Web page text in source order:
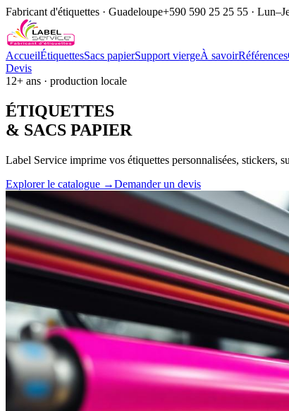
Fabricant d'étiquettes · Guadeloupe+590 590 25 25 55 ·
AccueilÉtiquettesSacs papierSupport viergeÀ savoirRéférences
Devis
12+ ans · production locale
ÉTIQUETTES
& SACS PAPIER
Label Service imprime vos étiquettes personnalisées, stickers,
Explorer le catalogue →Demander un devis